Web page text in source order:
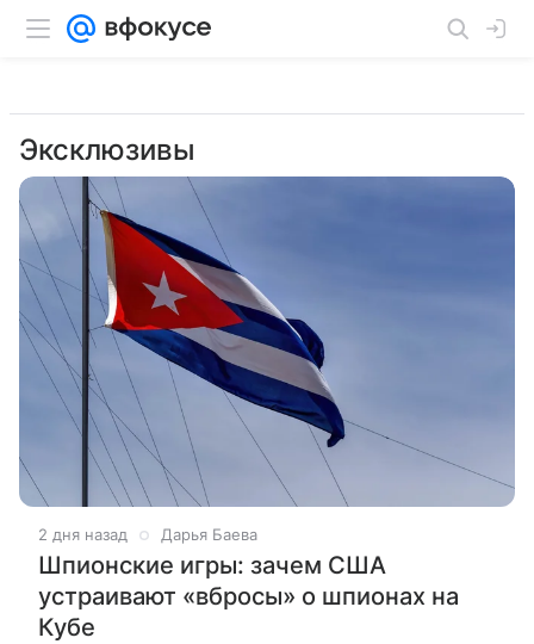
Эксклюзивы
2 дня назад Дарья Баева
Шпионские игры: зачем США
устраивают «вбросы» о шпионах на
Кубе